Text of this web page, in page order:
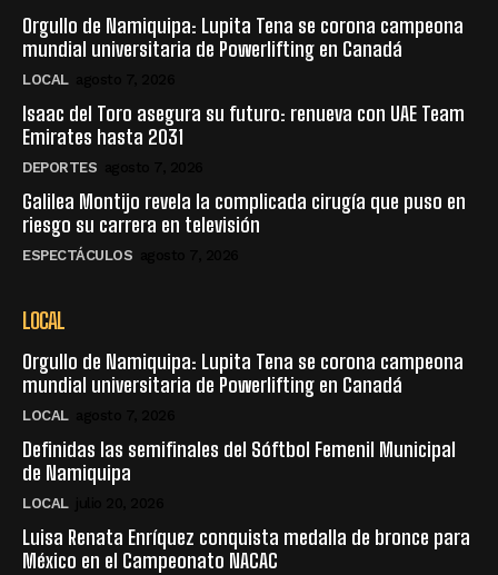
Orgullo de Namiquipa: Lupita Tena se corona campeona
mundial universitaria de Powerlifting en Canadá
LOCAL
Isaac del Toro asegura su futuro: renueva con UAE Team
Emirates hasta 2031
DEPORTES
Galilea Montijo revela la complicada cirugía que puso en
riesgo su carrera en televisión
ESPECTÁCULOS
LOCAL
Orgullo de Namiquipa: Lupita Tena se corona campeona
mundial universitaria de Powerlifting en Canadá
LOCAL
Definidas las semifinales del Sóftbol Femenil Municipal
de Namiquipa
LOCAL
Luisa Renata Enríquez conquista medalla de bronce para
México en el Campeonato NACAC